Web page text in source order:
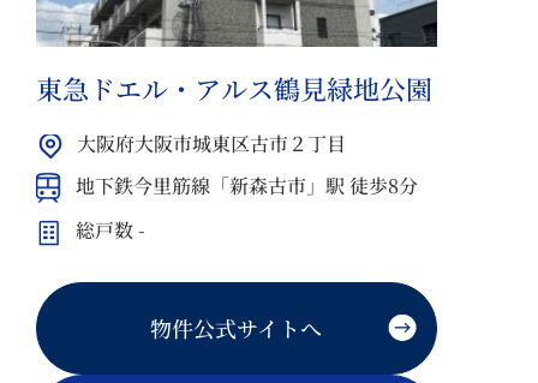
東急ドエル・アルス鶴見緑地公園
大阪府大阪市城東区古市２丁目
地下鉄今里筋線「新森古市」駅 徒歩8分
総戸数 -
物件公式サイトへ